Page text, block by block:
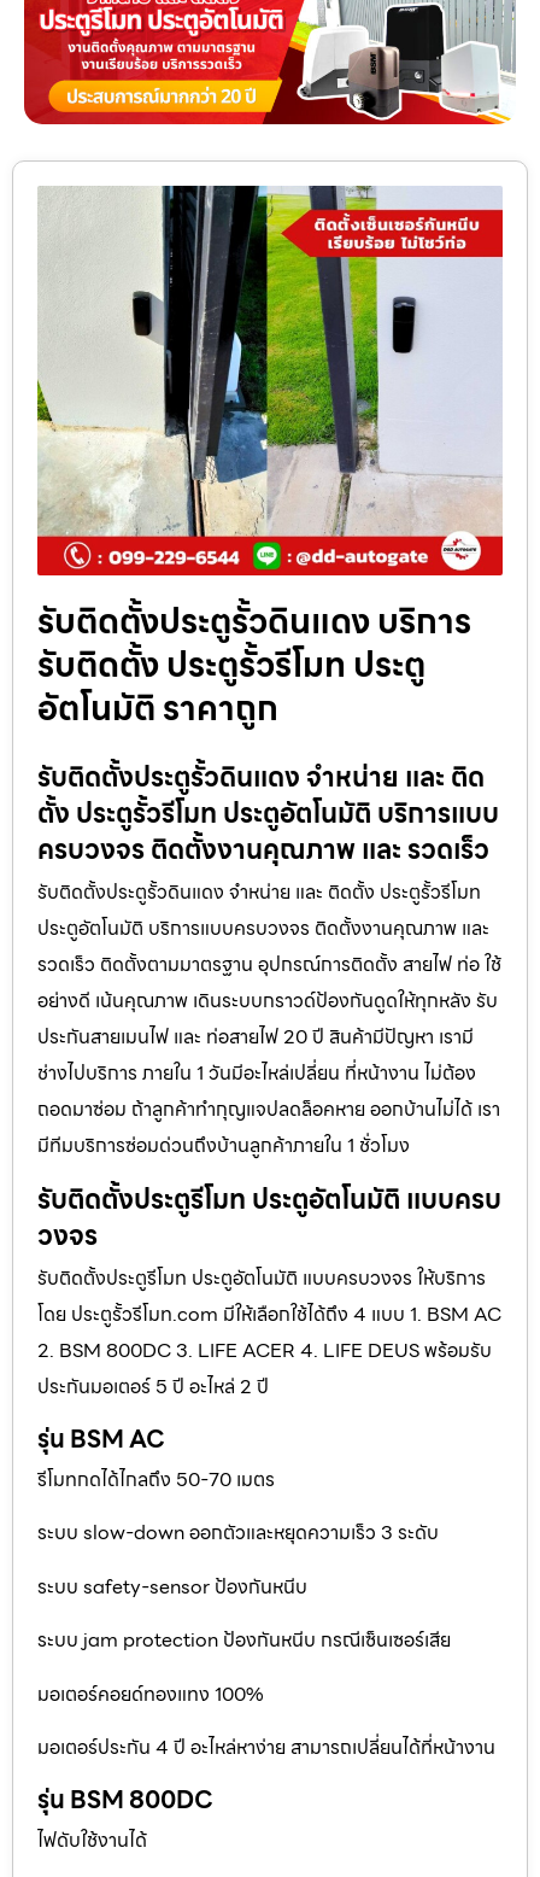
รับติดตั้งประตูรั้วดินแดง บริการ
รับติดตั้ง ประตูรั้วรีโมท ประตู
อัตโนมัติ ราคาถูก
รับติดตั้งประตูรั้วดินแดง จำหน่าย และ ติด
ตั้ง ประตูรั้วรีโมท ประตูอัตโนมัติ บริการแบบ
ครบวงจร ติดตั้งงานคุณภาพ และ รวดเร็ว
รับติดตั้งประตูรั้วดินแดง จำหน่าย และ ติดตั้ง ประตูรั้วรีโมท
ประตูอัตโนมัติ บริการแบบครบวงจร ติดตั้งงานคุณภาพ และ
รวดเร็ว ติดตั้งตามมาตรฐาน อุปกรณ์การติดตั้ง สายไฟ ท่อ ใช้
อย่างดี เน้นคุณภาพ เดินระบบกราวด์ป้องกันดูดให้ทุกหลัง รับ
ประกันสายเมนไฟ และ ท่อสายไฟ 20 ปี สินค้ามีปัญหา เรามี
ช่างไปบริการ ภายใน 1 วันมีอะไหล่เปลี่ยน ที่หน้างาน ไม่ต้อง
ถอดมาซ่อม ถ้าลูกค้าทำกุญแจปลดล็อคหาย ออกบ้านไม่ได้ เรา
มีทีมบริการซ่อมด่วนถึงบ้านลูกค้าภายใน 1 ชั่วโมง
รับติดตั้งประตูรีโมท ประตูอัตโนมัติ แบบครบ
วงจร
รับติดตั้งประตูรีโมท ประตูอัตโนมัติ แบบครบวงจร ให้บริการ
โดย ประตูรั้วรีโมท.com มีให้เลือกใช้ได้ถึง 4 แบบ 1. BSM AC
2. BSM 800DC 3. LIFE ACER 4. LIFE DEUS พร้อมรับ
ประกันมอเตอร์ 5 ปี อะไหล่ 2 ปี
รุ่น BSM AC
รีโมทกดได้ไกลถึง 50-70 เมตร
ระบบ slow-down ออกตัวและหยุดความเร็ว 3 ระดับ
ระบบ safety-sensor ป้องกันหนีบ
ระบบ jam protection ป้องกันหนีบ กรณีเซ็นเซอร์เสีย
มอเตอร์คอยด์ทองแทง 100%
มอเตอร์ประกัน 4 ปี อะไหล่หาง่าย สามารถเปลี่ยนได้ที่หน้างาน
รุ่น BSM 800DC
ไฟดับใช้งานได้